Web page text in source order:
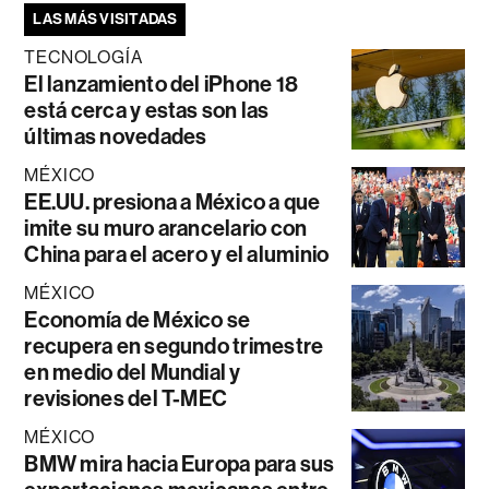
LAS MÁS VISITADAS
TECNOLOGÍA
El lanzamiento del iPhone 18
está cerca y estas son las
últimas novedades
MÉXICO
EE.UU. presiona a México a que
imite su muro arancelario con
China para el acero y el aluminio
MÉXICO
Economía de México se
recupera en segundo trimestre
en medio del Mundial y
revisiones del T-MEC
MÉXICO
BMW mira hacia Europa para sus